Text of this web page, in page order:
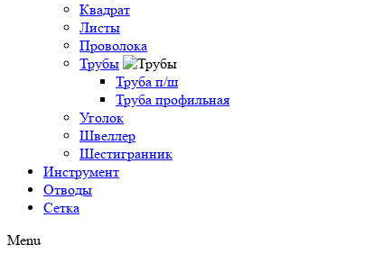
Квадрат
Листы
Проволока
Трубы
Труба п/ш
Труба профильная
Уголок
Швеллер
Шестигранник
Инструмент
Отводы
Сетка
Menu